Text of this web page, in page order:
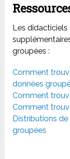
Les
groupées :
Comment
données
Comment
Comment
Distributions
groupées